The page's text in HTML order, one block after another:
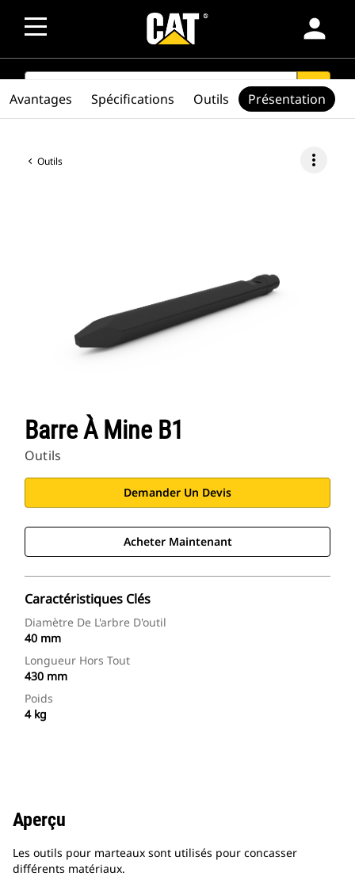
person
SEARCH search
Outils more_vert
Barre À Mine B1
Outils
Demander Un Devis
Acheter Maintenant
Caractéristiques Clés
Diamètre De L'arbre D'outil
40 mm
Longueur Hors Tout
430 mm
Poids
4 kg
Avantages Spécifications Outils Présentation
Aperçu
Les outils pour marteaux sont utilisés pour concasser
différents matériaux.